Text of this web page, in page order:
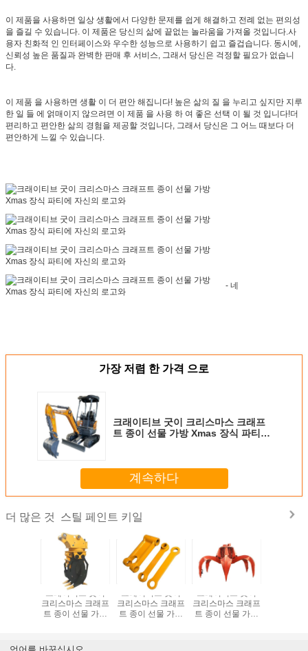
이 제품을 사용하면 일상 생활에서 다양한 문제를 쉽게 해결하고 전례 없는 편의성
을 즐길 수 있습니다. 이 제품은 당신의 삶에 끝없는 놀라움을 가져올 것입니다.사
용자 친화적 인 인터페이스와 우수한 성능으로 사용하기 쉽고 즐겁습니다. 동시에,
신뢰성 높은 품질과 완벽한 판매 후 서비스, 그래서 당신은 걱정할 필요가 없습니
다.
이 제품 을 사용하면 생활 이 더 편안 해집니다! 높은 삶의 질 을 누리고 싶지만 지루
한 일 들 에 얽매이지 않으려면 이 제품 을 사용 하 여 좋은 선택 이 될 것 입니다!더
편리하고 편안한 삶의 경험을 제공할 것입니다, 그래서 당신은 그 어느 때보다 더
편안하게 느낄 수 있습니다.
- 네
가장 저렴 한 가격 으로
크래이티브 굿이 크리스마스 크래프
트 종이 선물 가방 Xmas 장식 파티에
계속하다
더 많은 것 스틸 페인트 키일
크래이티브 굿이
크리스마스 크래프
트 종이 선물 가방
크래이티브 굿이
크리스마스 크래프
트 종이 선물 가방
크래이티브 굿이
크리스마스 크래프
트 종이 선물 가방